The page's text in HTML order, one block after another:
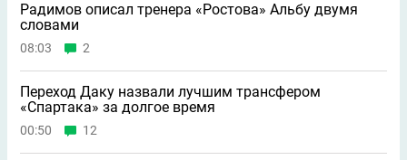
Радимов описал тренера «Ростова» Альбу двумя
словами
08:03 2
Переход Даку назвали лучшим трансфером
«Спартака» за долгое время
00:50 12